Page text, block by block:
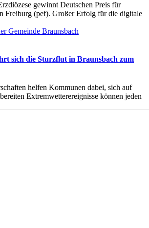
gewinnt Deutschen Preis für
Freiburg (pef). Großer Erfolg für die digitale
sich die Sturzflut in Braunsbach zum
helfen Kommunen dabei, sich auf
Extremwetterereignisse können jeden